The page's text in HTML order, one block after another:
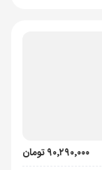
۹۰٬۲۹۰٬۰۰۰ تومان